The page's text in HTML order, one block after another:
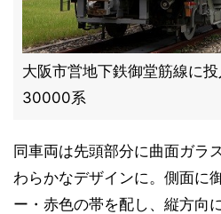
大阪市営地下鉄御堂筋線に
30000系
同車両は先頭部分に曲面ガラ
わらかなデザインに。側面に
ー・赤色の帯を配し、縦方向